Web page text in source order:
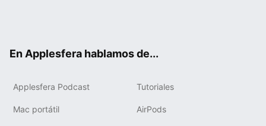
En Applesfera hablamos de...
Applesfera Podcast Tutoriales
Mac portátil AirPods